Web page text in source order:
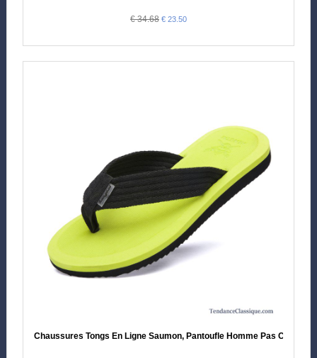
€ 34.68 € 23.50
Chaussures Tongs En Ligne Saumon, Pantoufle Homme Pas Cher